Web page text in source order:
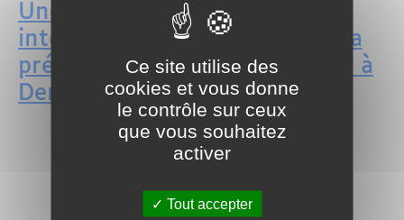
Une mission scientifique
internationale se penche sur la
préservation de la biodiversité à
Demnate
Ce site utilise des
cookies et vous donne
le contrôle sur ceux
que vous souhaitez
activer
Tout accepter